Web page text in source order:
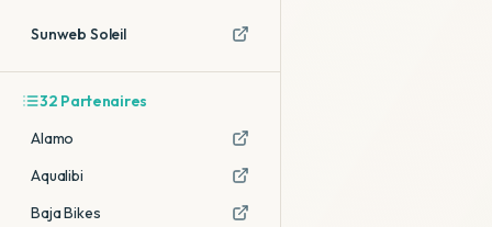
Sunweb Soleil
32 Partenaires
Alamo
Aqualibi
Baja Bikes